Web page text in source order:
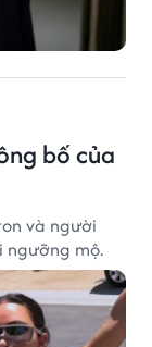
bố của
và người
ngưỡng mộ.